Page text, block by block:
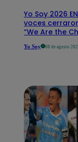
Yo Soy 2026
voces
“We Are the
Yo Soy 08 de agosto